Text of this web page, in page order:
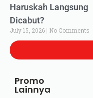
Haruskah Langsung
Dicabut?
July 15, 2026 No Comments
Promo
Lainnya